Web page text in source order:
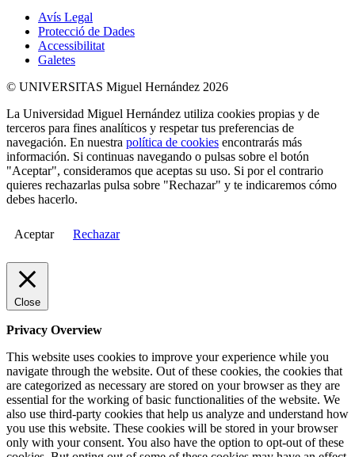
Avís Legal
Protecció de Dades
Accessibilitat
Galetes
© UNIVERSITAS Miguel Hernández 2026
La Universidad Miguel Hernández utiliza cookies propias y de
terceros para fines analíticos y respetar tus preferencias de
navegación. En nuestra política de cookies encontrarás más
información. Si continuas navegando o pulsas sobre el botón
"Aceptar", consideramos que aceptas su uso. Si por el contrario
quieres rechazarlas pulsa sobre "Rechazar" y te indicaremos cómo
debes hacerlo.
Aceptar Rechazar
Close
Privacy Overview
This website uses cookies to improve your experience while you
navigate through the website. Out of these cookies, the cookies that
are categorized as necessary are stored on your browser as they are
essential for the working of basic functionalities of the website. We
also use third-party cookies that help us analyze and understand how
you use this website. These cookies will be stored in your browser
only with your consent. You also have the option to opt-out of these